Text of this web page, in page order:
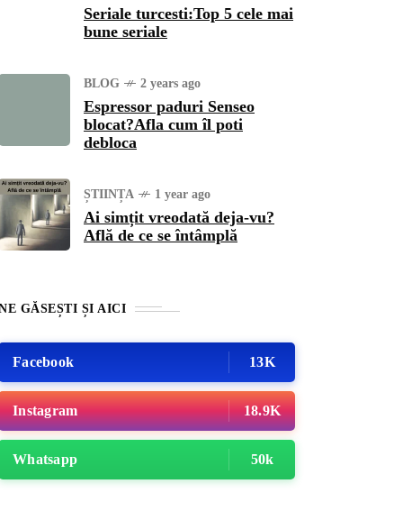
Seriale turcesti:Top 5 cele mai
bune seriale
BLOG 2 years ago
Espressor paduri Senseo
blocat?Afla cum îl poti
debloca
ȘTIINȚA 1 year ago
Ai simțit vreodată deja-vu?
Află de ce se întâmplă
GĂSEȘTI ȘI AICI
Facebook 13K
Instagram 18.9K
Whatsapp 50k